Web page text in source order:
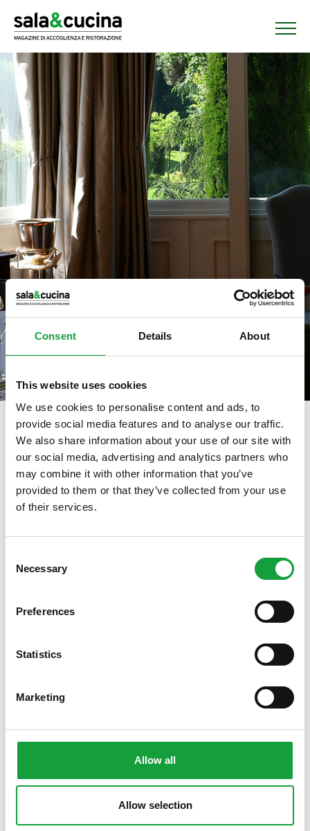
Consent Details About
This website uses cookies
We use cookies to personalise content and ads, to
provide social media features and to analyse our traffic.
We also share information about your use of our site with
our social media, advertising and analytics partners who
may combine it with other information that you’ve
provided to them or that they’ve collected from your use
of their services.
Selection
Necessary
Preferences
Statistics
Marketing
Allow all
Allow selection
tag directory > the court rome
The Court Rome
Di seguito tutti i contenuti taggati con: The Court Rome
ISCRIVITI ALLA NEWSLETTER
Resta aggiornato su tutte le ultime novita nel campo